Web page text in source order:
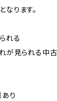
ります。
れる
が見られる中
り